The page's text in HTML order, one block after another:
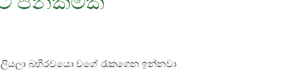
බහිරවයො වගේ රැකගෙන ඉන්නවා